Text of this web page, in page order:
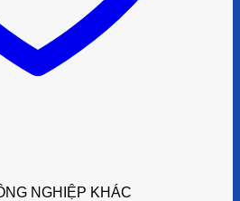
NGHIỆP KHÁC